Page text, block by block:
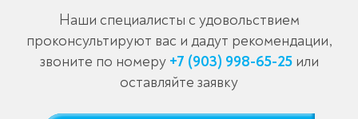
Наши специалисты с удовольствием
проконсультируют вас и дадут рекомендации,
звоните по номеру +7 (903) 998-65-25или
оставляйте заявку